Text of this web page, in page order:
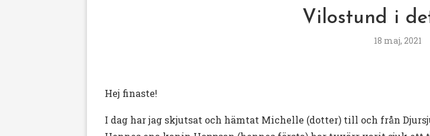
Vilostund i
18 maj, 2021
Hej finaste!
I dag har jag skjutsat och hämtat Michelle (dotter) till och från